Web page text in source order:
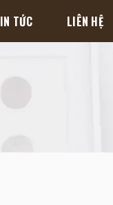
TỨC LIÊN HỆ